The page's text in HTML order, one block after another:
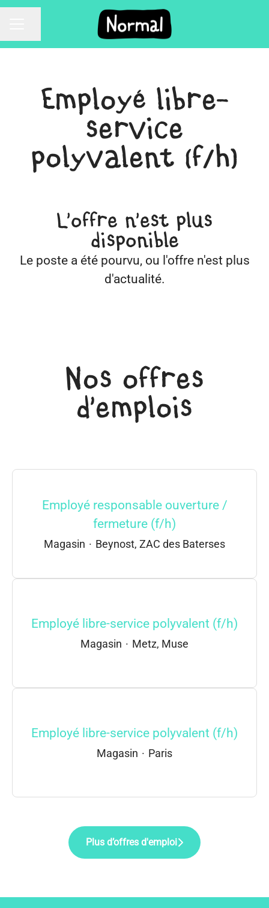
Employé libre-
service
polyvalent (f/h)
L'offre n'est plus
disponible
Le poste a été pourvu, ou l'offre n'est plus
d'actualité.
Nos offres
d'emplois
Employé responsable ouverture /
fermeture (f/h)
Magasin · Beynost, ZAC des Baterses
Employé libre-service polyvalent (f/h)
Magasin · Metz, Muse
Employé libre-service polyvalent (f/h)
Magasin · Paris
Plus d’offres d'emploi